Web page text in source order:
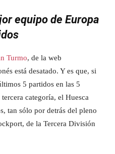
equipo de Europa
Turmo, de la web
está desatado. Y es que, si
5 partidos en las 5
categoría, el Huesca
tan sólo por detrás del pleno
de la Tercera División